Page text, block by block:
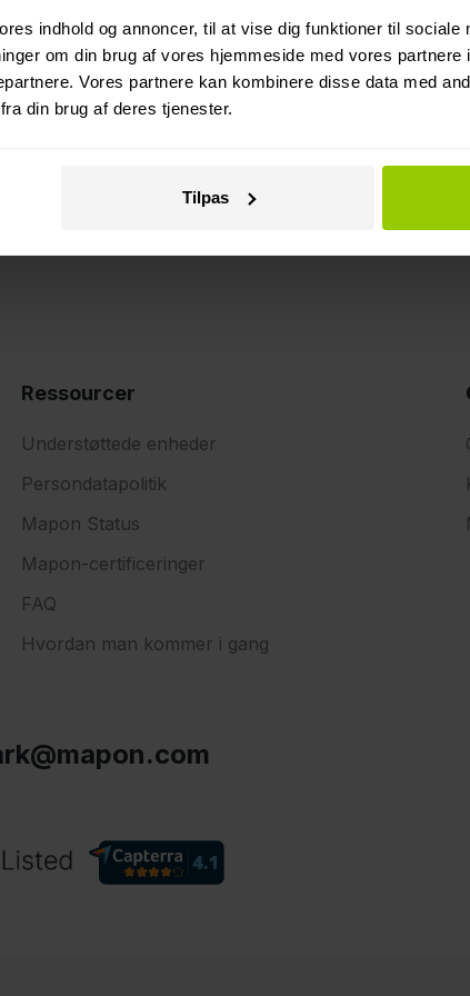
indhold og annoncer, til at vise dig funktioner til sociale
om din brug af vores hjemmeside med vores partnere
Vores partnere kan kombinere disse data med
din brug af deres tjenester.
Tilpas
eller kræver
med de samme
løsninger.
Integrationen bruger
køretøjer, uden behov
Når køretøjerne er
Volkswagen Group-
kilometertal, GPS- og
Ressourcer
Understøttede enheder
Persondatapolitik
Mapon Status
Mapon-certificeringer
FAQ
Hvordan man kommer i gang